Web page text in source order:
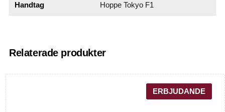
Handtag Hoppe Tokyo F1
Relaterade produkter
ERBJUDANDE